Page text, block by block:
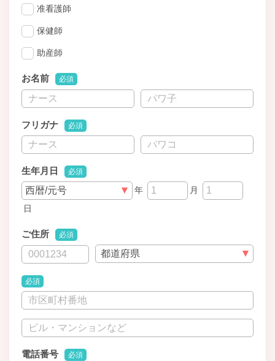
准看護師
保健師
助産師
お名前 必須
フリガナ 必須
生年月日 必須
年
月
日
ご住所 必須
必須
電話番号 必須